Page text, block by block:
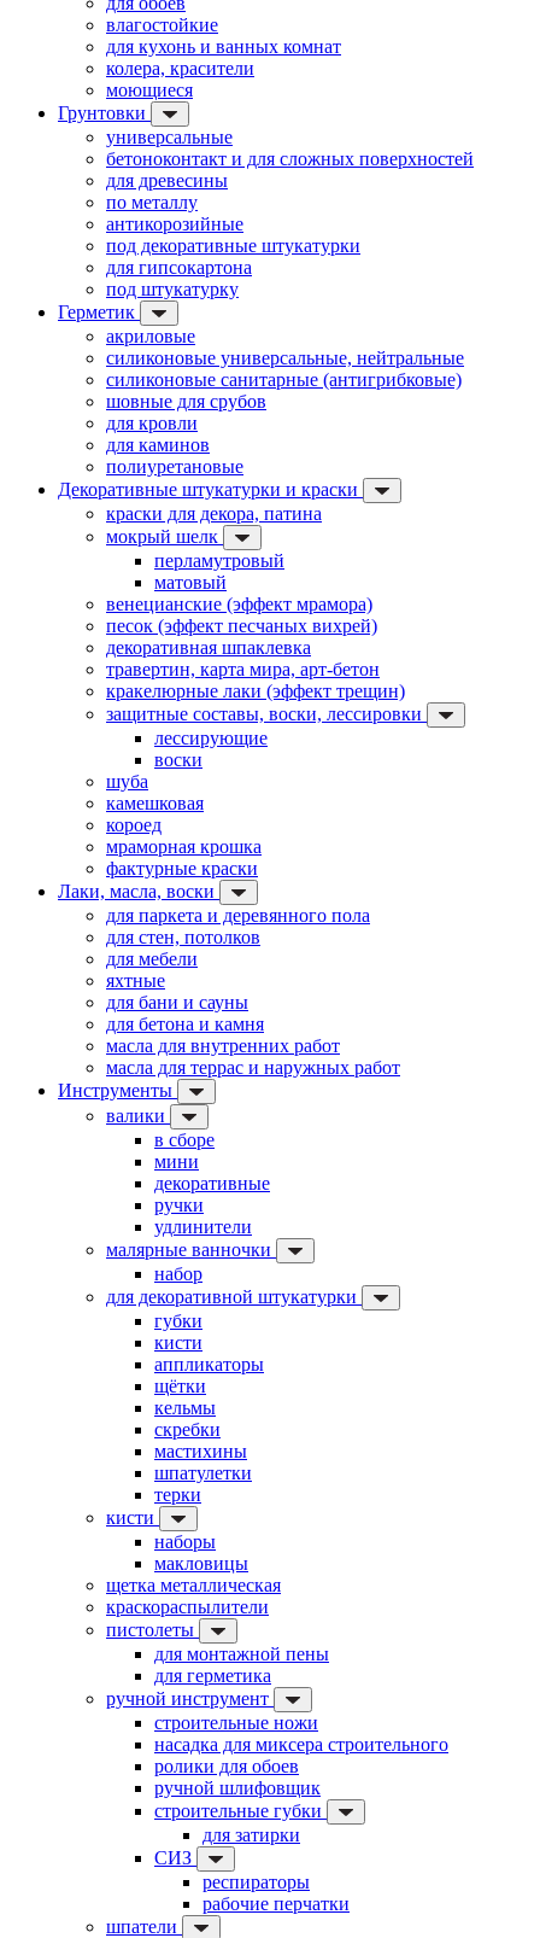
влагостойкие
для кухонь и ванных комнат
колера, красители
моющиеся
Грунтовки
универсальные
бетоноконтакт и для сложных поверхностей
для древесины
по металлу
антикорозийные
под декоративные штукатурки
для гипсокартона
под штукатурку
Герметик
акриловые
силиконовые универсальные, нейтральные
силиконовые санитарные (антигрибковые)
шовные для срубов
для кровли
для каминов
полиуретановые
Декоративные штукатурки и краски
краски для декора, патина
мокрый шелк
перламутровый
матовый
венецианские (эффект мрамора)
песок (эффект песчаных вихрей)
декоративная шпаклевка
травертин, карта мира, арт-бетон
кракелюрные лаки (эффект трещин)
защитные составы, воски, лессировки
лессирующие
воски
шуба
камешковая
короед
мраморная крошка
фактурные краски
Лаки, масла, воски
для паркета и деревянного пола
для стен, потолков
для мебели
яхтные
для бани и сауны
для бетона и камня
масла для внутренних работ
масла для террас и наружных работ
Инструменты
валики
в сборе
мини
декоративные
ручки
удлинители
малярные ванночки
набор
для декоративной штукатурки
губки
кисти
аппликаторы
щётки
кельмы
скребки
мастихины
шпатулетки
терки
кисти
наборы
макловицы
щетка металлическая
краскораспылители
пистолеты
для монтажной пены
для герметика
ручной инструмент
строительные ножи
насадка для миксера строительного
ролики для обоев
ручной шлифовщик
строительные губки
для затирки
СИЗ
респираторы
рабочие перчатки
шпатели